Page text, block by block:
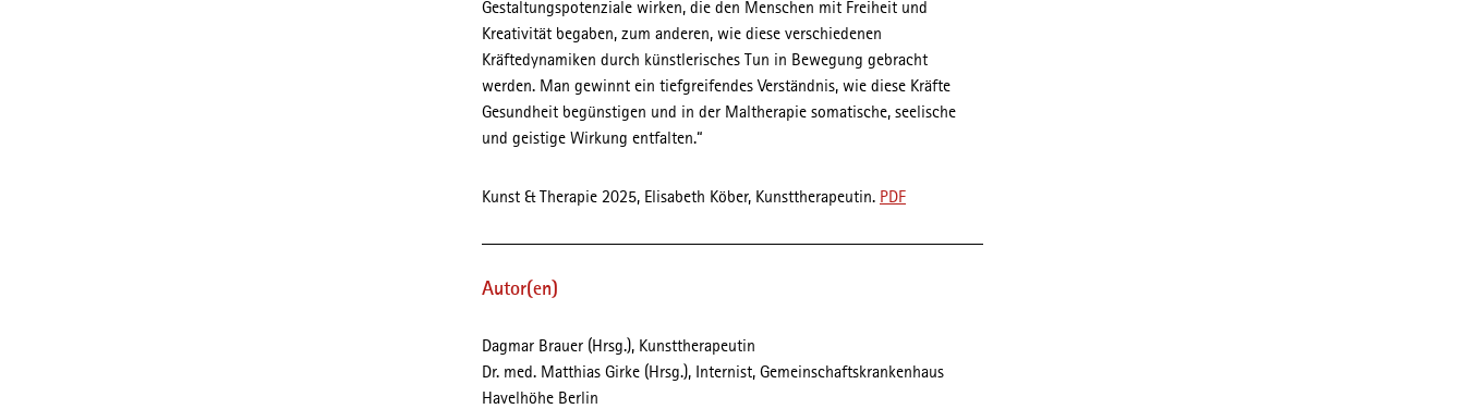
Gestaltungspotenziale wirken, die den Menschen mit Freiheit und
Kreativität begaben, zum anderen, wie diese verschiedenen
Kräftedynamiken durch künstlerisches Tun in Bewegung gebracht
werden. Man gewinnt ein tiefgreifendes Verständnis, wie diese Kräfte
Gesundheit begünstigen und in der Maltherapie somatische, seelische
und geistige Wirkung entfalten.“
Kunst & Therapie 2025, Elisabeth Köber, Kunsttherapeutin. PDF
Autor(en)
Dagmar Brauer (Hrsg.), Kunsttherapeutin
Dr. med. Matthias Girke (Hrsg.), Internist, Gemeinschaftskrankenhaus
Havelhöhe Berlin